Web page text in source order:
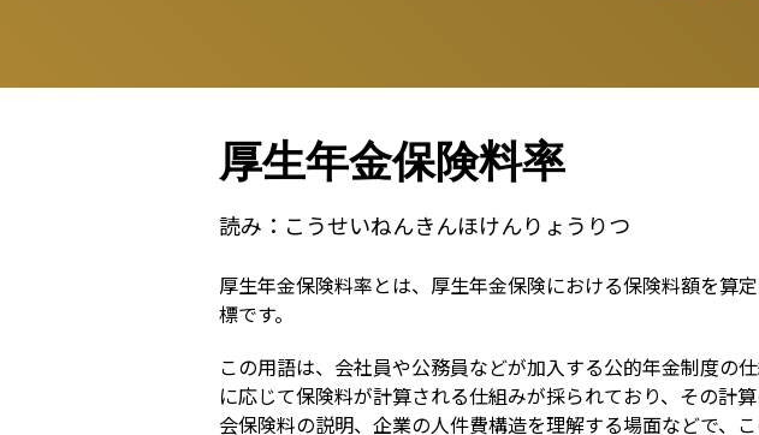
厚生年金保険料率
読み： こうせいねんきんほけんりょうりつ
厚生年金保険料率とは、厚生年金保険における保険料額を算
標です。
この用語は、会社員や公務員などが加入する公的年金制度の
に応じて保険料が計算される仕組みが採られており、その計
会保険料の説明、企業の人件費構造を理解する場面などで、